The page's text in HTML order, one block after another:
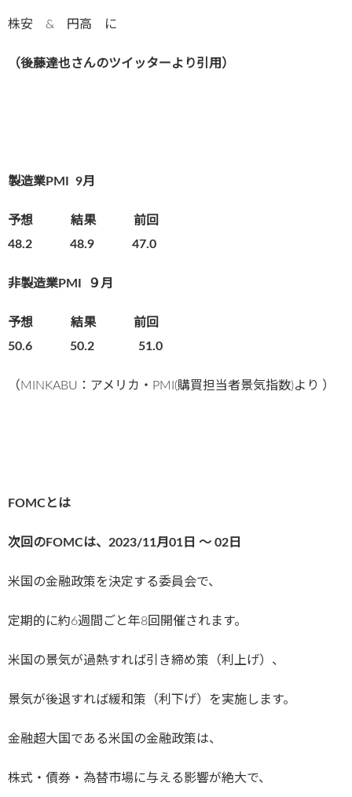
株安 & 円高 に
（後藤達也さんのツイッターより引用）
製造業PMI 9月
予想 結果 前回
48.2 48.9 47.0
非製造業PMI ９月
予想 結果 前回
50.6 50.2 51.0
（MINKABU：アメリカ・PMI(購買担当者景気指数)より ）
FOMCとは
次回のFOMCは、2023/11月01日 〜 02 日
米国の金融政策を決定する委員会で、
定期的に約6週間ごと年8回開催されます。
米国の景気が過熱すれば引き締め策（利上げ）、
景気が後退すれば緩和策（利下げ）を実施します。
金融超大国である米国の金融政策は、
株式・債券・為替市場に与える影響が絶大で、